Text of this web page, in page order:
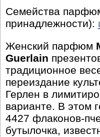
Семейства
принадлежности):
Женский парфюм
Guerlain
традиционное
переиздание
Герлен в
варианте. В этом
4427 флаконов-
бутылочка,